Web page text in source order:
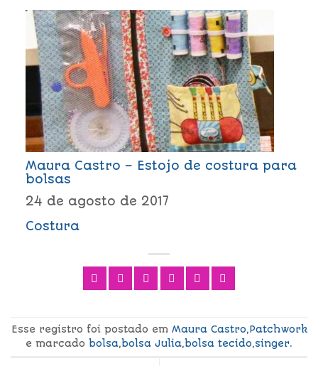
Maura Castro – Estojo de costura para
bolsas
24 de agosto de 2017
Costura
Esse registro foi postado em Maura Castro,Patchwork
e marcado bolsa,bolsa Julia,bolsa tecido,singer.